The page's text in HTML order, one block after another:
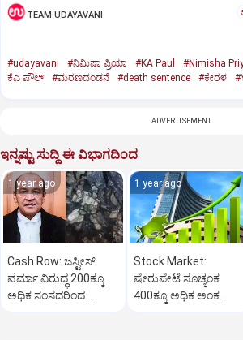
TEAM UDAYAVANI
#udayavani #ನಿಮಿಷಾ ಪ್ರಿಯಾ #KA Paul #Nimisha
ಕೆಎ ಪೌಲ್
#ಮರಣದಂಡನೆ #death sentence #ಕೇರಳ
ADVERTISEMENT
ಇನ್ನಷ್ಟು ಸುದ್ದಿ ಈ ವಿಭಾಗದಿಂದ
1 year ago
Cash Row: ಜಸ್ಟೀಸ್‌
ವರ್ಮಾ ವಿರುದ್ಧ 200ಕ್ಕೂ
ಅಧಿಕ ಸಂಸದರಿಂದ
1 year ago
Stock Market:
ಷೇರುಪೇಟೆ ಸೂಚ್ಯಂಕ
400ಕ್ಕೂ ಅಧಿಕ ಅಂಕ